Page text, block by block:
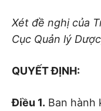
Xét đề nghịcủa
Cục Quản lý
QUYẾT ĐỊNH:
Điều 1. Ban hành